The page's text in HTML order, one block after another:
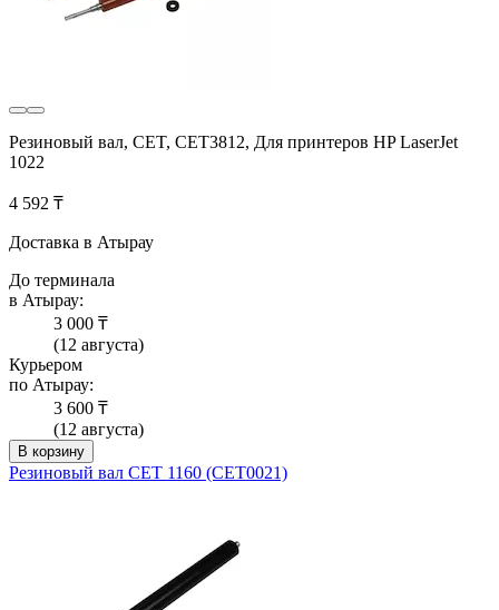
Резиновый вал, CET, CET3812, Для принтеров HP LaserJet
1022
4 592 ₸
Доставка в Атырау
До терминала
в Атырау:
3 000 ₸
(12 августа)
Курьером
по Атырау:
3 600 ₸
(12 августа)
В корзину
Резиновый вал CET 1160 (CET0021)